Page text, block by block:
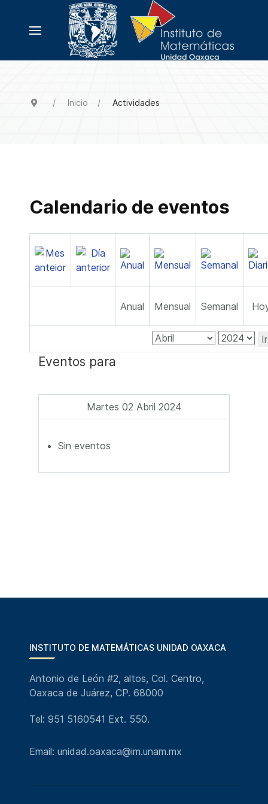
Inicio Actividades
Calendario de eventos
Anual Mensual Semanal
Eventos para
Martes 02 Abril 2024
Sin eventos
INSTITUTO DE MATEMÁTICAS UNIDAD OAXACA
Antonio de León #2, altos, Col. Centro,
Oaxaca de Juárez, CP. 68000
Tel: 951 5160541 Ext. 550.
Email: unidad.oaxaca@im.unam.mx